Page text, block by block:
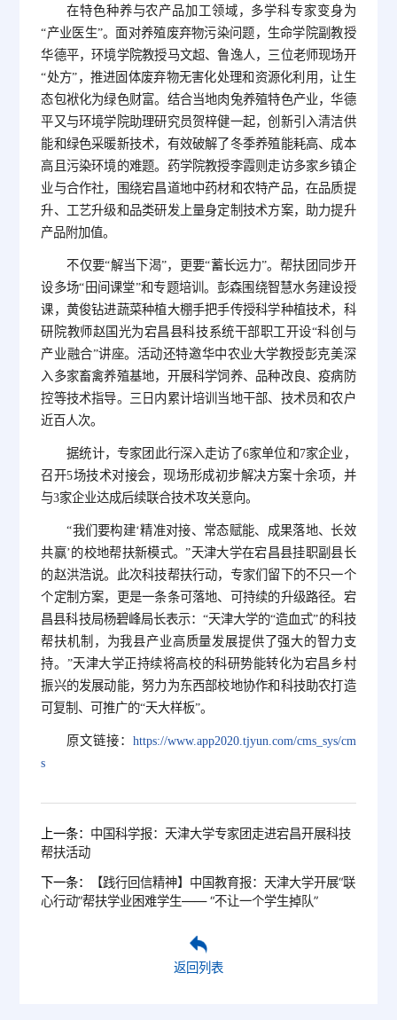
在特色种养与农产品加工领域，多学科专家变身为
“产业医生”。面对养殖废弃物污染问题，生命学院副教授
华德平，环境学院教授马文超、鲁逸人，三位老师现场开
“处方”，推进固体废弃物无害化处理和资源化利用，让生
态包袱化为绿色财富。结合当地肉兔养殖特色产业，华德
平又与环境学院助理研究员贺梓健一起，创新引入清洁供
能和绿色采暖新技术，有效破解了冬季养殖能耗高、成本
高且污染环境的难题。药学院教授李霞则走访多家乡镇企
业与合作社，围绕宕昌道地中药材和农特产品，在品质提
升、工艺升级和品类研发上量身定制技术方案，助力提升
产品附加值。
不仅要“解当下渴”，更要“蓄长远力”。帮扶团同步开
设多场“田间课堂”和专题培训。彭森围绕智慧水务建设授
课，黄俊钻进蔬菜种植大棚手把手传授科学种植技术，科
研院教师赵国光为宕昌县科技系统干部职工开设“科创与
产业融合”讲座。活动还特邀华中农业大学教授彭克美深
入多家畜禽养殖基地，开展科学饲养、品种改良、疫病防
控等技术指导。三日内累计培训当地干部、技术员和农户
近百人次。
据统计，专家团此行深入走访了6家单位和7家企业，
召开5场技术对接会，现场形成初步解决方案十余项，并
与3家企业达成后续联合技术攻关意向。
“我们要构建‘精准对接、常态赋能、成果落地、长效
共赢’的校地帮扶新模式。”天津大学在宕昌县挂职副县长
的赵洪浩说。此次科技帮扶行动，专家们留下的不只一个
个定制方案，更是一条条可落地、可持续的升级路径。宕
昌县科技局杨碧峰局长表示：“天津大学的“造血式”的科技
帮扶机制，为我县产业高质量发展提供了强大的智力支
持。”天津大学正持续将高校的科研势能转化为宕昌乡村
振兴的发展动能，努力为东西部校地协作和科技助农打造
可复制、可推广的“天大样板”。
原文链接： https://www.app2020.tjyun.com/cms_sys/cm
s
上一条： 中国科学报：天津大学专家团走进宕昌开展科技
帮扶活动
下一条：
【践行回信精神】中国教育报：天津大学开展“联
心行动”帮扶学业困难学生—— “不让一个学生掉队”
返回列表